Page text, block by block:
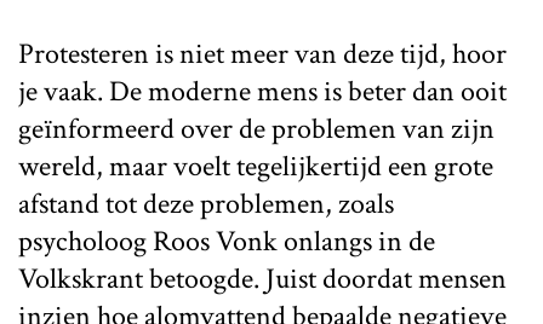
Protesteren is niet meer van deze tijd, hoor
je vaak. De moderne mens is beter dan ooit
geïnformeerd over de problemen van zijn
wereld, maar voelt tegelijkertijd een grote
afstand tot deze problemen, zoals
psycholoog Roos Vonk onlangs in de
Volkskrant betoogde. Juist doordat mensen
inzien hoe alomvattend bepaalde negatieve